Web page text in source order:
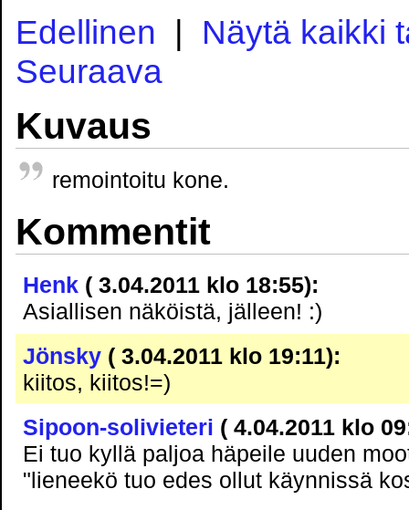
Edellinen | Näytä kaikki
Seuraava
Kuvaus
remointoitu kone.
Kommentit
Henk( 3.04.2011 klo 18:55):
Asiallisen näköistä, jälleen! :)
Jönsky( 3.04.2011 klo 19:11):
kiitos, kiitos!=)
Sipoon-solivieteri ( 4.04.2011 klo
Ei tuo kyllä paljoa häpeile uuden
"lieneekö tuo edes ollut käynnissä